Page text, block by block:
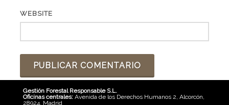
WEBSITE
Gestión Forestal Responsable S.L.
Oficinas centrales: Avenida de los Derechos Humanos 2, Alcorcón,
28924, Madrid